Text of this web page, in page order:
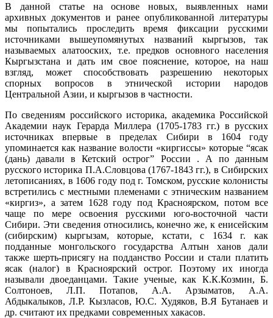
В данной статье на основе новых, выявленных нами
архивных документов и ранее опубликованной литературы
мы попытались проследить время фиксации русскими
источниками вышеупомянутых названий кыргызов, так
называемых алатооских, т.е. предков основного населения
Кыргызстана и дать им свое пояснение, которое, на наш
взгляд, может способствовать разрешению некоторых
спорных вопросов в этнической истории народов
Центральной Азии, и кыргызов в частности.
По сведениям российского историка, академика Российской
Академии наук Герарда Миллера (1705-1783 гг.) в русских
источниках впервые в пределах Сибири в 1604 году
упоминается как название волости «киргиссы» которые “ясак
(дань) давали в Кетский острог” России . А по данным
русского историка П.А.Словцова (1767-1843 гг.), в Сибирских
летописаниях, в 1606 году под г. Томском, русские колонисты
встретились с местными племенами с этническим названием
«киргиз», а затем 1628 году под Красноярском, потом все
чаще по мере освоения русскими юго-восточной части
Сибири. Эти сведения относились, конечно же, к енисейским
(сибирским) кыргызам, которые, кстати, с 1634 г. как
подданные монгольского государства Алтын ханов дали
также шерть-присягу на подданство России и стали платить
ясак (налог) в Красноярский острог. Поэтому их иногда
называли двоеданцами. Такие ученые, как К.К.Козмин, Б.
Солтоноев, Л.П. Потапов, А.А. Арзыматов, А.А.
Абдыкалыков, Л.Р. Кызласов, Ю.С. Худяков, В.Я Бутанаев и
др. считают их предками современных хакасов.